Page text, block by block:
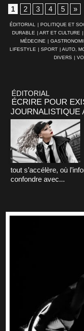
1
2 3 4 5 »
ÉDITORIAL | POLITIQUE ET
DURABLE | ART ET CULTURE |
MÉDECINE |
LIFESTYLE | SPORT | AUTO,
DIVERS |
ÉDITORIAL
ÉCRIRE POUR
JOURNALISTIQUE
tout s’accélère, où
confondre avec...